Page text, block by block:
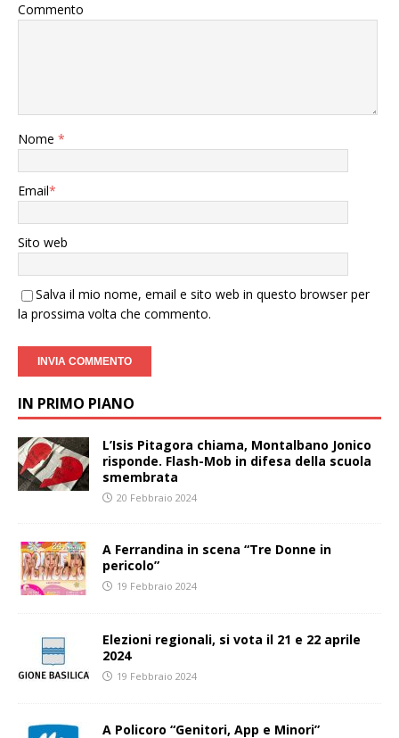
Commento
Nome *
Email*
Sito web
Salva il mio nome, email e sito web in questo browser per
la prossima volta che commento.
IN PRIMO PIANO
L’Isis Pitagora chiama, Montalbano Jonico
risponde. Flash-Mob in difesa della scuola
smembrata
20 Febbraio 2024
A Ferrandina in scena “Tre Donne in
pericolo”
19 Febbraio 2024
Elezioni regionali, si vota il 21 e 22 aprile
2024
19 Febbraio 2024
A Policoro “Genitori, App e Minori”